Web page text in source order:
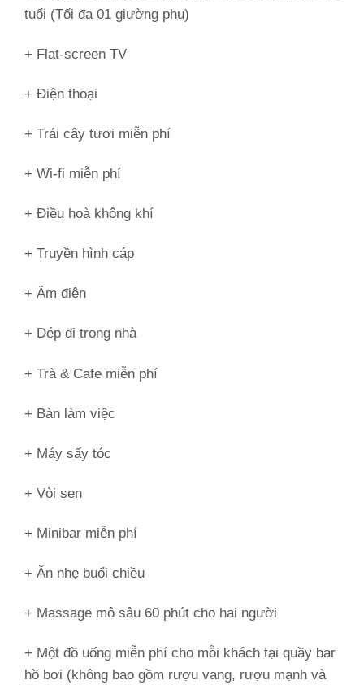
tuổi (Tối đa 01 giường phụ)
+ Flat-screen TV
+ Điện thoại
+ Trái cây tươi miễn phí
+ Wi-fi miễn phí
+ Điều hoà không khí
+ Truyền hình cáp
+ Ấm điện
+ Dép đi trong nhà
+ Trà & Cafe miễn phí
+ Bàn làm việc
+ Máy sấy tóc
+ Vòi sen
+ Minibar miễn phí
+ Ăn nhẹ buổi chiều
+ Massage mô sâu 60 phút cho hai người
+ Một đồ uống miễn phí cho mỗi khách tại quầy bar
hồ bơi (không bao gồm rượu vang, rượu mạnh và